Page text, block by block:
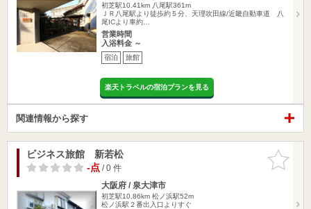
初芝駅10.41km 八尾駅361m
ＪＲ八尾駅より徒歩約５分、天理吹田線/近畿自動車道 八
尾ICより車約…
営業時間
入浴料金 ～
宿泊 旅館
楽天トラベルの宿泊プランを見る
関連情報から探す
お気に入
りに追加
ビジネス旅館 新若松
-点/ 0 件
大阪府 / 泉大津市
初芝駅10.86km 松ノ浜駅52m
松ノ浜駅２番出入口よりすぐ